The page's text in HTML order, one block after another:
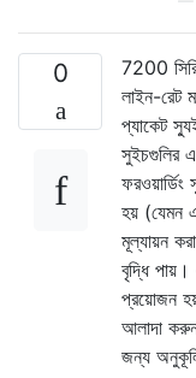
0
7200
লাইন-রেট
প্যাকেট
সুইচগুলির
ফরওয়ার্ডিং
হয় (যেমন
মূল্যায়ন
বৃদ্ধি
প্রয়োজন
আলাদা
জন্য